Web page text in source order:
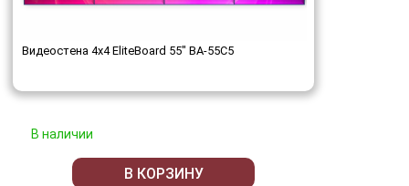
Видеостена 4x4 EliteBoard 55" BA-55C5
В наличии
В КОРЗИНУ